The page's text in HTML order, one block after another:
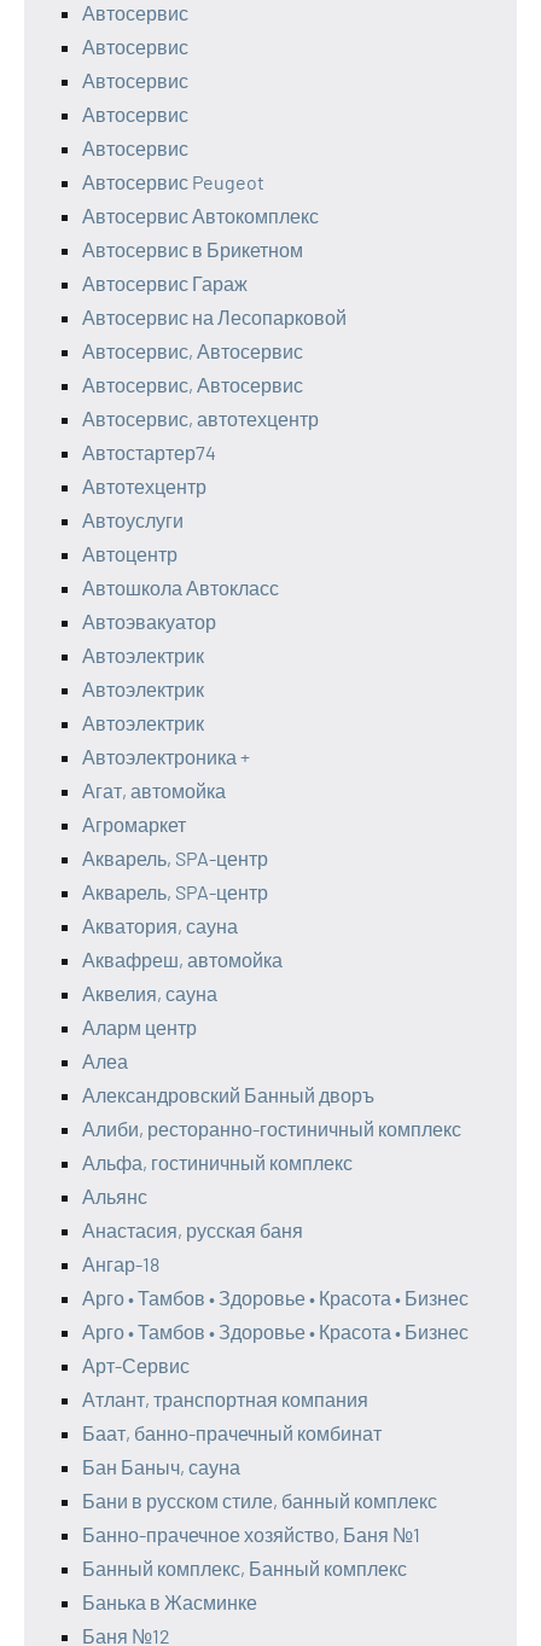
Автосервис
Автосервис
Автосервис
Автосервис
Автосервис
Автосервис Peugeot
Автосервис Автокомплекс
Автосервис в Брикетном
Автосервис Гараж
Автосервис на Лесопарковой
Автосервис, Автосервис
Автосервис, Автосервис
Автосервис, автотехцентр
Автостартер74
Автотехцентр
Автоуслуги
Автоцентр
Автошкола Автокласс
Автоэвакуатор
Автоэлектрик
Автоэлектрик
Автоэлектрик
Автоэлектроника +
Агат, автомойка
Агромаркет
Акварель, SPA-центр
Акварель, SPA-центр
Акватория, сауна
Аквафреш, автомойка
Аквелия, сауна
Аларм центр
Алеа
Александровский Банный дворъ
Алиби, ресторанно-гостиничный комплекс
Альфа, гостиничный комплекс
Альянс
Анастасия, русская баня
Ангар-18
Арго • Тамбов • Здоровье • Красота • Бизнес
Арго • Тамбов • Здоровье • Красота • Бизнес
Арт-Сервис
Атлант, транспортная компания
Баат, банно-прачечный комбинат
Бан Баныч, сауна
Бани в русском стиле, банный комплекс
Банно-прачечное хозяйство, Баня №1
Банный комплекс, Банный комплекс
Банька в Жасминке
Баня №12